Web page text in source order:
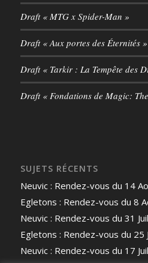
Draft « MTG x Spider-Man »
Draft « Aux portes des Éternités »
Draft « Tarkir : La Tempête des
Draft « Fondations de Magic:
SUJETS RÉCENTS
Neuvic : Rendez-vous du 14
Egletons : Rendez-vous du 8
Neuvic : Rendez-vous du 31
Egletons : Rendez-vous du 25
Neuvic : Rendez-vous du 17